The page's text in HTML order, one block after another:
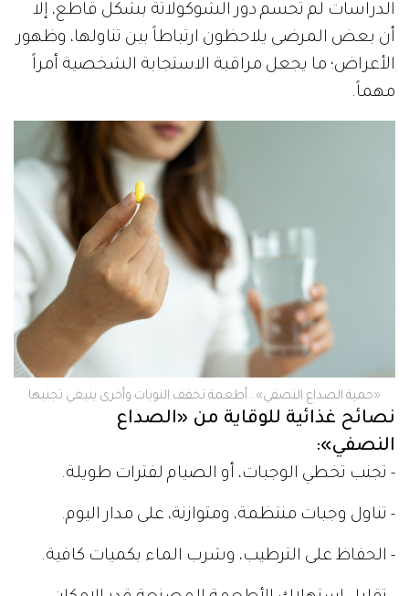
الدراسات لم تحسم دور الشوكولاتة بشكل قاطع، إلا
أن بعض المرضى يلاحظون ارتباطاً بين تناولها، وظهور
الأعراض؛ ما يجعل مراقبة الاستجابة الشخصية أمراً
مهماً.
«حمية الصداع النصفي».. أطعمة تخفف النوبات وأخرى ينبغي تجنبها
نصائح غذائية للوقاية من «الصداع
النصفي»:
- تجنب تخطي الوجبات، أو الصيام لفترات طويلة.
- تناول وجبات منتظمة، ومتوازنة، على مدار اليوم.
- الحفاظ على الترطيب، وشرب الماء بكميات كافية.